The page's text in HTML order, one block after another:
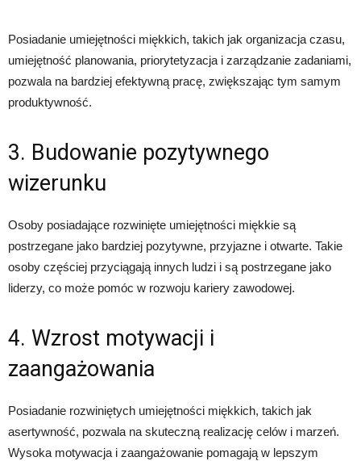
Posiadanie umiejętności miękkich, takich jak organizacja czasu,
umiejętność planowania, priorytetyzacja i zarządzanie zadaniami,
pozwala na bardziej efektywną pracę, zwiększając tym samym
produktywność.
3. Budowanie pozytywnego
wizerunku
Osoby posiadające rozwinięte umiejętności miękkie są
postrzegane jako bardziej pozytywne, przyjazne i otwarte. Takie
osoby częściej przyciągają innych ludzi i są postrzegane jako
liderzy, co może pomóc w rozwoju kariery zawodowej.
4. Wzrost motywacji i
zaangażowania
Posiadanie rozwiniętych umiejętności miękkich, takich jak
asertywność, pozwala na skuteczną realizację celów i marzeń.
Wysoka motywacja i zaangażowanie pomagają w lepszym